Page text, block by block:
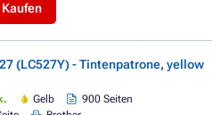
Kaufen
(LC527Y) - Tintenpatrone, yellow
Gelb
900 Seiten